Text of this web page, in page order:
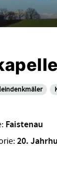
Faistenau
20.